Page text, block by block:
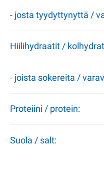
- josta tyydyttynyttä /
Hiilihydraatit /
- joista sokereita /
Proteiini / protein:
Suola / salt: